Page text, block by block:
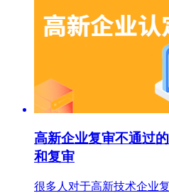
高新企业复审不通过
和复审
很多人对于高新技术企业